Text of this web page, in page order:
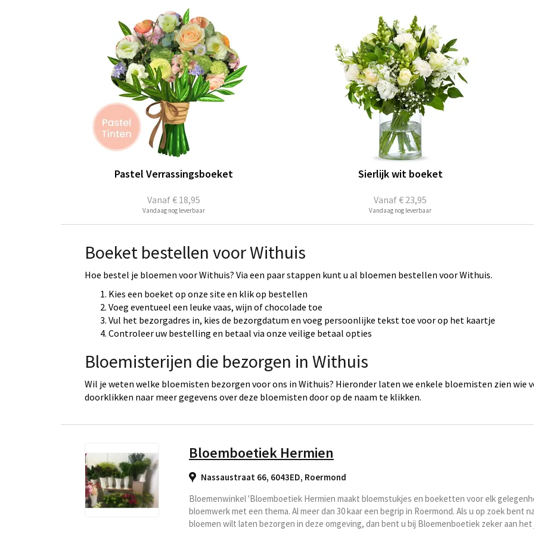
Vanaf€ 18,95
Pastel Verrassingsboeket
Vandaag nog leverbaar
Vanaf€ 23,95
Sierlijk wit boeket
Vandaag nog leverbaar
Boeket bestellen voor Withuis
Hoe bestel je bloemen voor Withuis? Via een paar stappen kunt u al bloemen bestellen voor Withuis.
Kies een boeket op onze site en klik op bestellen
Voeg eventueel een leuke vaas, wijn of chocolade toe
Vul het bezorgadres in, kies de bezorgdatum en voeg persoonlijke tekst toe voor op het kaartje
Controleer uw bestelling en betaal via onze veilige betaal opties
Bloemisterijen die bezorgen in Withuis
Wil je weten welke bloemisten bezorgen voor ons in Withuis? Hieronder laten we enkele bloemisten zien wie
doorklikken naar meer gegevens over deze bloemisten door op de naam te klikken.
Bloemboetiek Hermien
Nassaustraat 66, 6043ED, Roermond
Bloemenwinkel 'Bloemboetiek Hermien maakt bloemstukjes en boeketten voor elk
bloemwerk met een thema. Al meer dan 30 kaar een begrip in Roermond. Als u op zoek bent
bloemen wilt laten bezorgen in deze omgeving, dan bent u bij Bloemenboetiek zeker aan